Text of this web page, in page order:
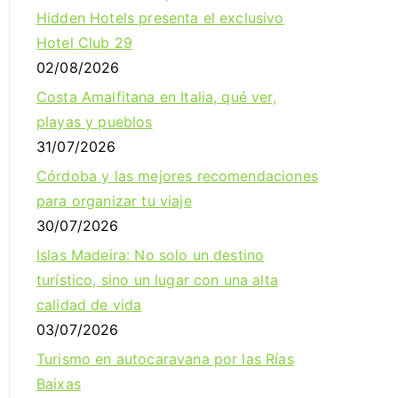
Hidden Hotels presenta el exclusivo
Hotel Club 29
02/08/2026
Costa Amalfitana en Italia, qué ver,
playas y pueblos
31/07/2026
Córdoba y las mejores recomendaciones
para organizar tu viaje
30/07/2026
Islas Madeira: No solo un destino
turístico, sino un lugar con una alta
calidad de vida
03/07/2026
Turismo en autocaravana por las Rías
Baixas